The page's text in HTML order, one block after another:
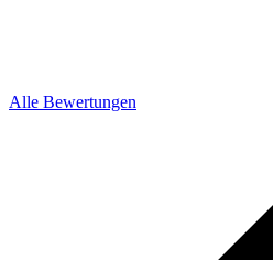
Alle Bewertungen